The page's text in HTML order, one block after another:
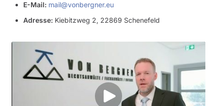
E-Mail: mail@vonbergner.eu
Adresse: Kiebitzweg 2, 22869 Schenefeld